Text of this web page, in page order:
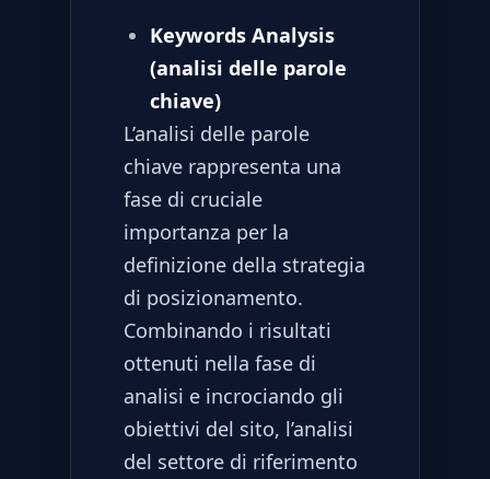
Keywords Analysis
(analisi delle parole
chiave)
L’analisi delle parole
chiave rappresenta una
fase di cruciale
importanza per la
definizione della strategia
di posizionamento.
Combinando i risultati
ottenuti nella fase di
analisi e incrociando gli
obiettivi del sito, l’analisi
del settore di riferimento